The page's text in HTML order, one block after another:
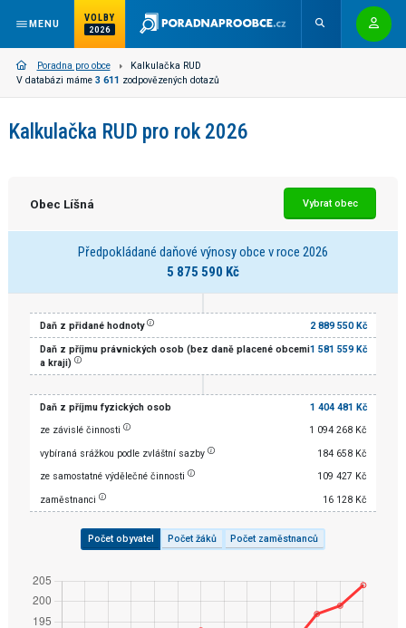
MENU
VOLBY
2026
Poradna pro obce
Kalkulačka RUD
V databázi máme 3 611 zodpovězených dotazů
Kalkulačka RUD pro rok 2026
Obec Líšná Vybrat obec
Předpokládané daňové výnosy obce v roce 2026
5 875 590 Kč
Daň z přidané hodnoty 2 889 550 Kč
Daň z příjmu právnických osob (bez daně placené obcemi
a kraji)
1 581 559 Kč
Daň z příjmu fyzických osob
1 404 481 Kč
ze závislé činnosti
1 094 268 Kč
vybíraná srážkou podle zvláštní sazby
184 658 Kč
ze samostatné výdělečné činnosti
109 427 Kč
zaměstnanci
16 128 Kč
Počet obyvatel Počet žáků Počet zaměstnanců